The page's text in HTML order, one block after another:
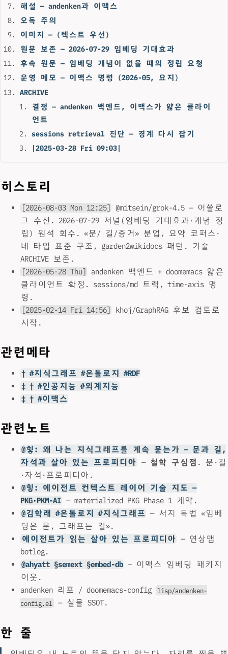
해설 — andenken과 이맥스
오독 주의
이미지 — (텍스트 우선)
원문 보존 — 2026-07-29 임베딩 기대효과
후속 원문 — 임베딩 개념이 없을 때의 정립 요청
운영 메모 — 이맥스 명령 (2026-05, 요지)
ARCHIVE
결정 — andenken 백엔드, 이맥스가 얇은 클라이
언트
sessions retrieval 진단 — 경계 다시 잡기
|2025-03-28 Fri 09:03|
히스토리
[2026-08-03 Mon 12:25] @mitsein/grok-4.5 — 어쏠로
그 수선. 2026-07-29 저널(임베딩 기대효과·개념 정
립) 원석 회수. «문/ 길/증거» 분업, 요약 코퍼스·
네 타입 표준 구조, garden2wikidocs 패턴. 기술
ARCHIVE 보존.
[2026-05-28 Thu]
andenken 백엔드 + doomemacs 얇은
클라이언트 확정. sessions/md 트랙, time-axis 명
령.
[2025-02-14 Fri 14:56]
khoj/GraphRAG 후보 검토로
시작.
관련메타
† #지식그래프 #온톨로지 #RDF
‡ † #인공지능 #외계지능
‡ † #이맥스
관련노트
@힣: 왜 나는 지식그래프를 계속 묻는가 — 문과 길,
자석과 살아 있는 프로피디아 — 철학 구심점 . 문·길
·자석·프로피디아.
@힣: 에이전트 컨텍스트 레이어 기술 지도 —
PKG·PKM-AI — materialized PKG Phase 1 계약.
@김학래 #온톨로지 #지식그래프 — 서지 독법 «임베
딩은 문, 그래프는 길».
에이전트가 읽는 살아 있는 프로피디아 — 연상맵
botlog.
@ahyatt §semext §embed-db — 이맥스 임베딩 패키지
이웃.
andenken 리포 / doomemacs-config
lisp/andenken-
config.el
— 실물 SSOT.
한 줄